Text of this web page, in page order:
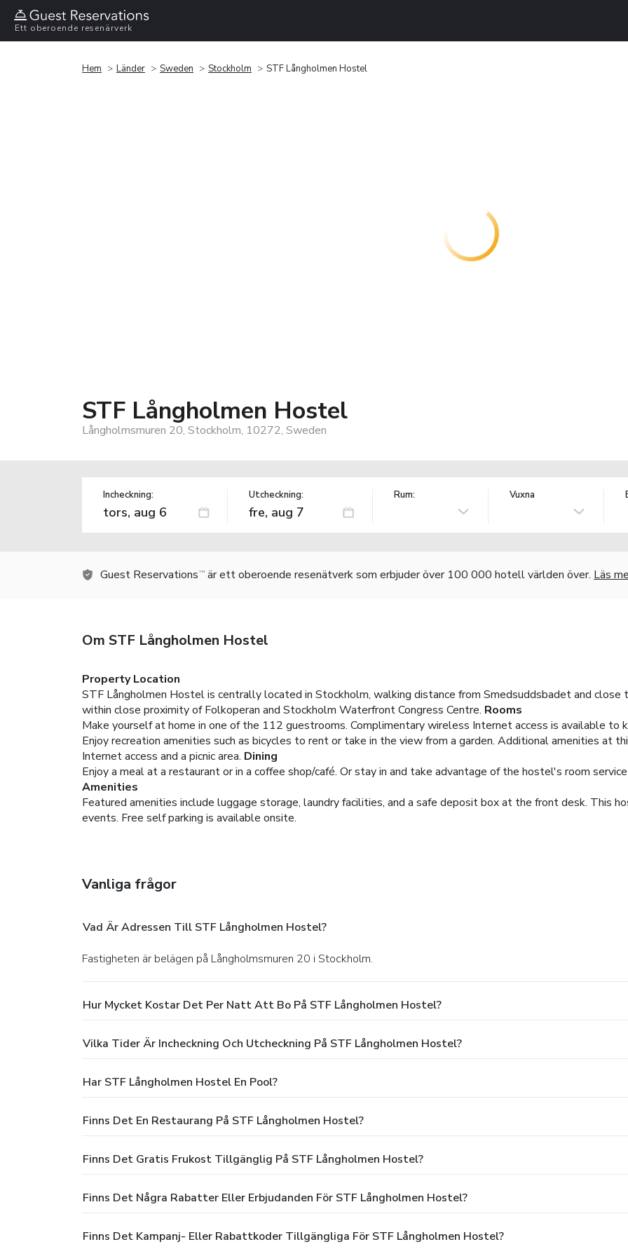
Ett oberoende resenärverk
Hem Länder Sweden Stockholm STF Långholmen Hostel
STF Långholmen Hostel
Långholmsmuren 20, Stockholm, 10272, Sweden
Incheckning: Utcheckning: Rum: Vuxna
Guest Reservations TM är ett oberoende resenätverk som erbjuder över 100 000 hotell världen över. Läs
Om STF Långholmen Hostel
Property Location
STF Långholmen Hostel is centrally located in Stockholm, walking distance from Smedsuddsbadet and
within close proximity of Folkoperan and Stockholm Waterfront Congress Centre. Rooms
Make yourself at home in one of the 112 guestrooms. Complimentary wireless Internet access is available to
Enjoy recreation amenities such as bicycles to rent or take in the view from a garden. Additional amenities at
Internet access and a picnic area. Dining
Enjoy a meal at a restaurant or in a coffee shop/café. Or stay in and take advantage of the hostel's room
Amenities
Featured amenities include luggage storage, laundry facilities, and a safe deposit box at the front desk. This
events. Free self parking is available onsite.
Vanliga frågor
Vad Är Adressen Till STF Långholmen Hostel?
Fastigheten är belägen på Långholmsmuren 20 i Stockholm.
Hur Mycket Kostar Det Per Natt Att Bo På STF Långholmen Hostel?
Vilka Tider Är Incheckning Och Utcheckning På STF Långholmen Hostel?
Har STF Långholmen Hostel En Pool?
Finns Det En Restaurang På STF Långholmen Hostel?
Finns Det Gratis Frukost Tillgänglig På STF Långholmen Hostel?
Finns Det Några Rabatter Eller Erbjudanden För STF Långholmen Hostel?
Finns Det Kampanj- Eller Rabattkoder Tillgängliga För STF Långholmen Hostel?